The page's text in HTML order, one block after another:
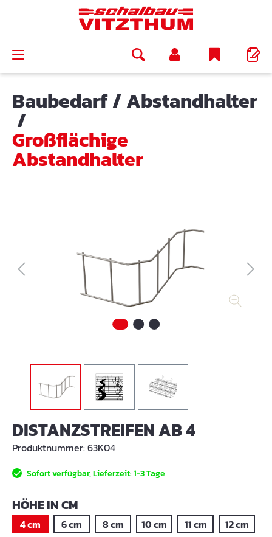
Baubedarf/Abstandhalter
/
Großflächige
Abstandhalter
DISTANZSTREIFEN AB 4
Produktnummer:63K04
Sofort verfügbar, Lieferzeit: 1-3 Tage
HÖHE IN CMAUSWÄHLEN
4 cm 6 cm 8 cm 10 cm 11 cm
12 cm